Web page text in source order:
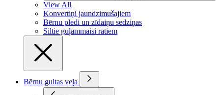
View All
Konvertiņi jaundzimušajiem
Bērnu pledi un zīdaiņu sedziņas
Siltie guļammaisi ratiem
Bērnu gultas veļa